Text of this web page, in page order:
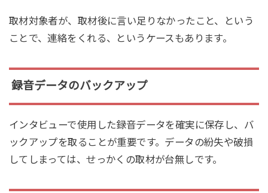
取材対象者が、取材後に言い足りなかったこと、という
ことで、連絡をくれる、というケースもあります。
録音データのバックアップ
インタビューで使用した録音データを確実に保存し、バ
ックアップを取ることが重要です。データの紛失や破損
してしまっては、せっかくの取材が台無しです。